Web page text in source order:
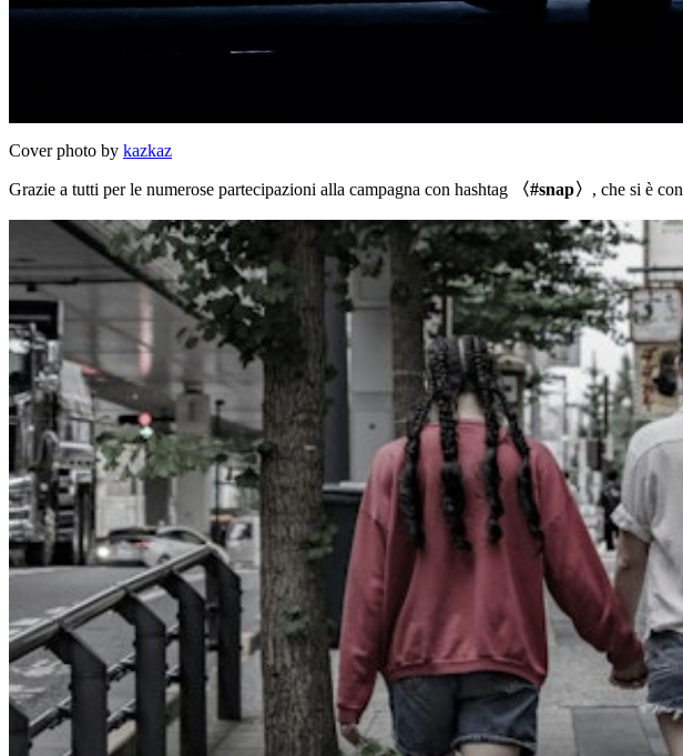
Cover photo by kazkaz
Grazie a tutti per le numerose partecipazioni alla campagna con hashtag 〈#snap〉 , che si è